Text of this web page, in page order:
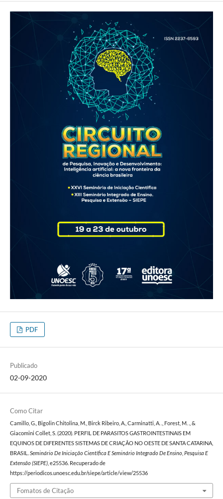
PDF
Publicado
02-09-2020
Como Citar
Camillo, G., Bigolin Chitolina, M., Birck Ribeiro, A., Carminatti, A. ., Forest, M. ., &
Giacomini Collet, S. (2020). PERFIL DE PARASITOS GASTROINTESTINAIS EM
EQUINOS DE DIFERENTES SISTEMAS DE CRIAÇÃO NO OESTE DE SANTA CATARINA,
BRASIL. Seminário De Iniciação Científica E Seminário Integrado De Ensino, Pesquisa E
Extensão (SIEPE), e25536. Recuperado de
https://periodicos.unoesc.edu.br/siepe/article/view/25536
Fomatos de Citação